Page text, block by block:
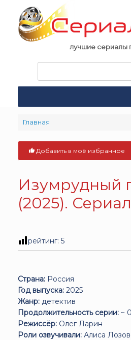
content
лучшие сериалы
поиска:
Главная
Добавить в моё избранное
Изумрудный
(2025). Сериал
рейтинг: 5
Страна: Россия
Год выпуска: 2025
Жанр: детектив
Продолжительность серии: ~
Режиссёр: Олег Ларин
Роли озвучивали: Алиса